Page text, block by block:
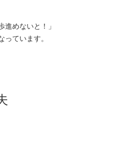
進めないと！」
っています。